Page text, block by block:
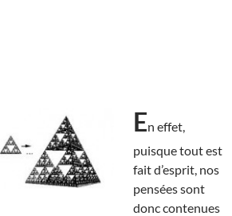
En effet,
puisque tout est
fait d’esprit, nos
pensées sont
donc contenues